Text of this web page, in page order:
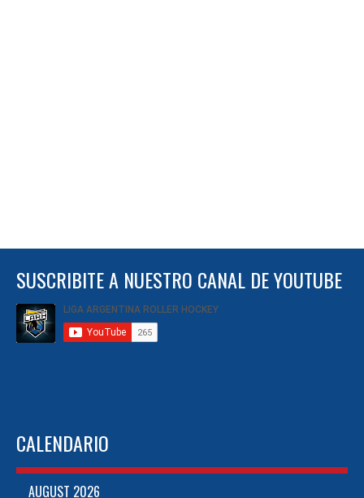
SUSCRIBITE A NUESTRO CANAL DE YOUTUBE
CALENDARIO
AUGUST 2026